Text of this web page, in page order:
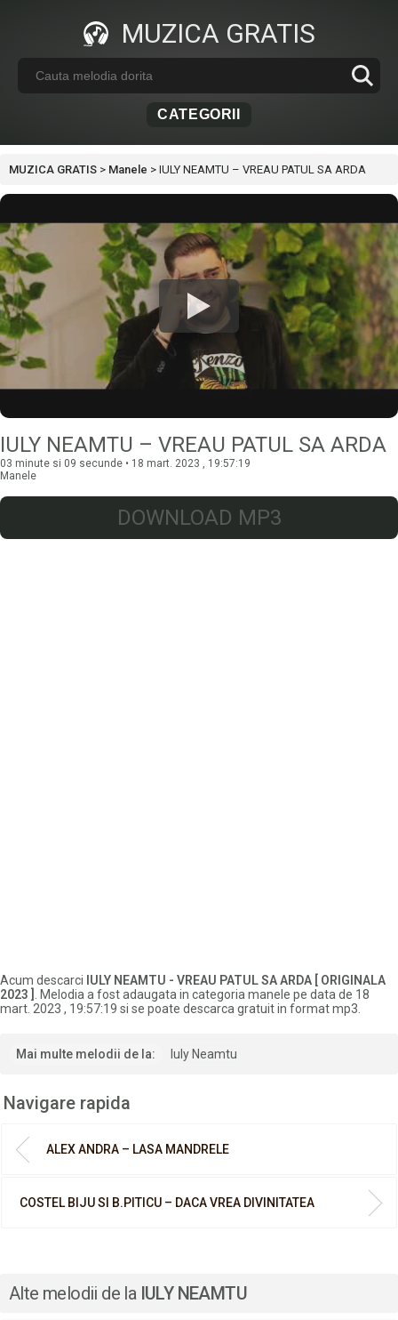
MUZICA GRATIS
CATEGORII
MUZICA GRATIS > Manele > IULY NEAMTU – VREAU PATUL SA ARDA
IULY NEAMTU – VREAU PATUL SA ARDA
03 minute si 09 secunde • 18 mart. 2023 , 19:57:19
Manele
DOWNLOAD MP3
Acum descarci IULY NEAMTU - VREAU PATUL SA ARDA [ ORIGINALA
2023 ]
. Melodia a fost adaugata in categoria manele pe data de 18
mart. 2023 , 19:57:19 si se poate descarca gratuit in format mp3.
Mai multe melodii de la: Iuly Neamtu
Navigare rapida
ALEX ANDRA – LASA MANDRELE
COSTEL BIJU SI B.PITICU – DACA VREA DIVINITATEA
Alte melodii de la IULY NEAMTU